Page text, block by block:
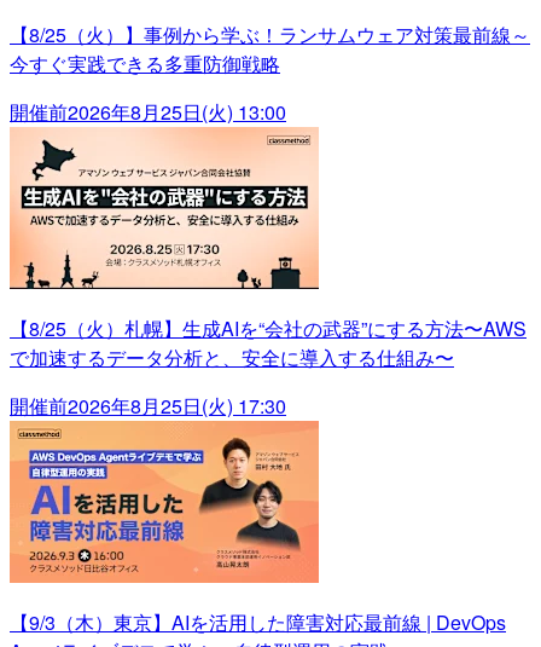
【8/25（火）】事例から学ぶ！ランサムウェア対策最前線～
今すぐ実践できる多重防御戦略
開催前2026年8月25日(火) 13:00
【8/25（火）札幌】生成AIを“会社の武器”にする方法〜AWS
で加速するデータ分析と、安全に導入する仕組み〜
開催前2026年8月25日(火) 17:30
【9/3（木）東京】AIを活用した障害対応最前線 | DevOps